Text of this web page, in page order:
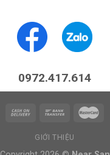
0972.417.614
GIỚI THIỆU